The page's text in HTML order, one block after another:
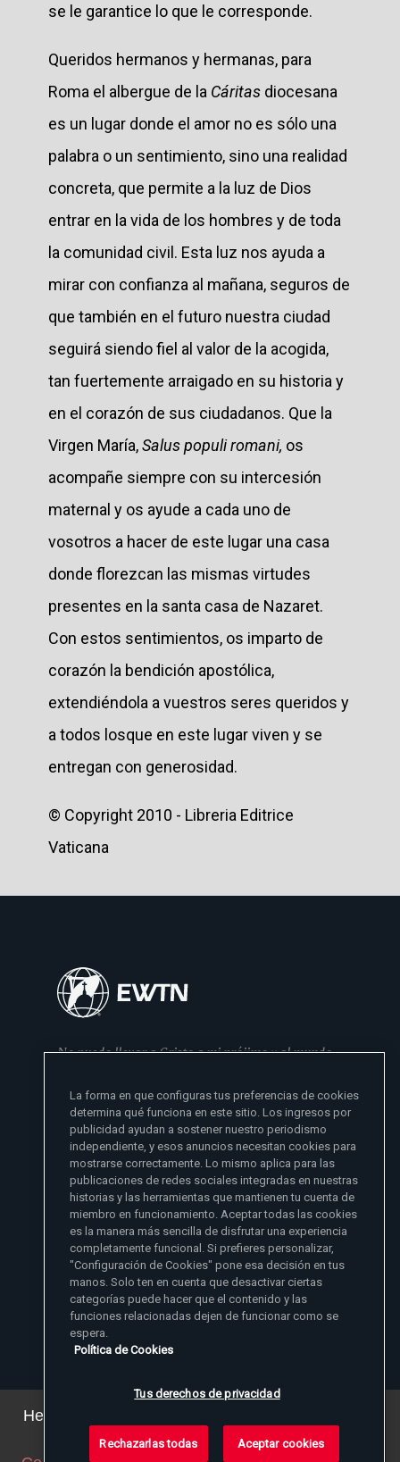
se le garantice lo que le corresponde.
Queridos hermanos y hermanas, para
Roma el albergue de la Cáritas diocesana
es un lugar donde el amor no es sólo una
palabra o un sentimiento, sino una realidad
concreta, que permite a la luz de Dios
entrar en la vida de los hombres y de toda
la comunidad civil. Esta luz nos ayuda a
mirar con confianza al mañana, seguros de
que también en el futuro nuestra ciudad
seguirá siendo fiel al valor de la acogida,
tan fuertemente arraigado en su historia y
en el corazón de sus ciudadanos. Que la
Virgen María,Salus populi romani, os
acompañe siempre con su intercesión
maternal y os ayude a cada uno de
vosotros a hacer de este lugar una casa
donde florezcan las mismas virtudes
presentes en la santa casa de Nazaret.
Con estos sentimientos, os imparto de
corazón la bendición apostólica,
extendiéndola a vuestros seres queridos y
a todos losque en este lugar viven y se
entregan con generosidad.
© Copyright 2010 - Libreria Editrice
Vaticana
No puedo llevar a Cristo a mi prójimo y al mundo
- Madre Angelica
Sitios de noticias EWTN
Aci Prensa
ChurchPOP
Afiliados
English
España
Polska
Magyar
Más información
Madre Angelica
Sala de Prensa
Contacto
1-800-447-3986
EIN: 63-0801391
© 2026 EWTN Inc. Todos los derechos reservados.
Hemos actualizado nuestra política de privacidad.
Puede ver los detalles
aquí
La forma en que configuras tus preferencias de cookies
determina qué funciona en este sitio. Los ingresos por
publicidad ayudan a sostener nuestro periodismo
independiente, y esos anuncios necesitan cookies para
mostrarse correctamente. Lo mismo aplica para las
publicaciones de redes sociales integradas en nuestras
historias y las herramientas que mantienen tu cuenta de
miembro en funcionamiento. Aceptar todas las cookies
es la manera más sencilla de disfrutar una experiencia
completamente funcional. Si prefieres personalizar,
"Configuración de Cookies" pone esa decisión en tus
manos. Solo ten en cuenta que desactivar ciertas
categorías puede hacer que el contenido y las
funciones relacionadas dejen de funcionar como se
espera.
Política de Cookies
Tus derechos de privacidad
Rechazarlas todas Aceptar cookies